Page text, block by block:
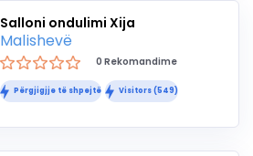
Salloni ondulimi Xija
Malishevë
0 Rekomandime
Përgjigjje të shpejtë Visitors (549)